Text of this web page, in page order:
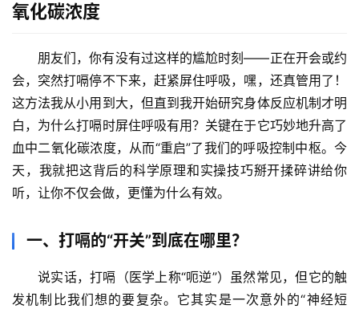
氧化碳浓度
朋友们，你有没有过这样的尴尬时刻——正在开会或约
会，突然打嗝停不下来，赶紧屏住呼吸，嘿，还真管用了！
这方法我从小用到大，但直到我开始研究身体反应机制才明
白， 为什么打嗝时屏住呼吸有用？关键在于它巧妙地升高了
血中二氧化碳浓度，从而“重启”了我们的呼吸控制中枢。今
天，我就把这背后的科学原理和实操技巧掰开揉碎讲给你
听，让你不仅会做，更懂为什么有效。
一、打嗝的“开关”到底在哪里？
说实话，打嗝（医学上称“呃逆”）虽然常见，但它的触
发机制比我们想的要复杂。它其实是一次意外的“神经短